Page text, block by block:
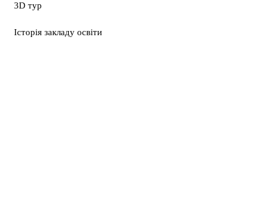
3D тур
Історія закладу освіти